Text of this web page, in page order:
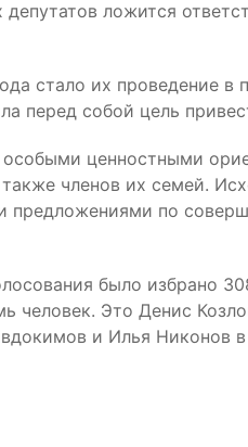
ложится
стало их проведение в
перед собой цель
ценностными
членов их семей.
предложениями по
было избрано
человек. Это Денис
и Илья Никонов